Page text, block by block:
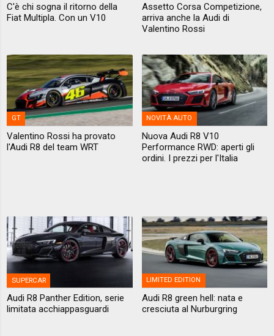
C'è chi sogna il ritorno della
Fiat Multipla. Con un V10
Assetto Corsa Competizione,
arriva anche la Audi di
Valentino Rossi
GT
Valentino Rossi ha provato
l'Audi R8 del team WRT
NOVITÀ AUTO
Nuova Audi R8 V10
Performance RWD: aperti gli
ordini. I prezzi per l'Italia
SUPERCAR
Audi R8 Panther Edition, serie
limitata acchiappasguardi
LIMITED EDITION
Audi R8 green hell: nata e
cresciuta al Nurburgring